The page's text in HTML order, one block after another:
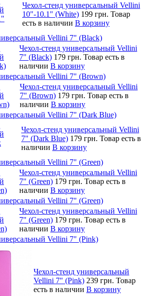
Чехол-стенд универсальный Vellini
10"-10.1" (White) 199 грн. Товар
есть в наличии В корзину
Vellini 7" (Black)
Чехол-стенд универсальный Vellini
7" (Black) 179 грн. Товар есть в
наличии В корзину
Vellini 7" (Brown)
Чехол-стенд универсальный Vellini
7" (Brown) 179 грн. Товар есть в
наличии В корзину
Vellini 7" (Dark Blue)
Чехол-стенд универсальный Vellini
7" (Dark Blue) 179 грн. Товар есть в
наличии В корзину
Vellini 7" (Green)
Чехол-стенд универсальный Vellini
7" (Green) 179 грн. Товар есть в
наличии В корзину
Vellini 7" (Green)
Чехол-стенд универсальный Vellini
7" (Green) 179 грн. Товар есть в
наличии В корзину
Vellini 7" (Pink)
Чехол-стенд универсальный
Vellini 7" (Pink) 239 грн. Товар
есть в наличии В корзину